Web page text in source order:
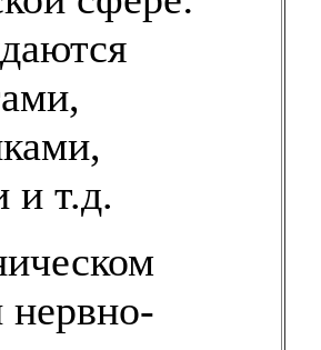
и т.д.
нервно-